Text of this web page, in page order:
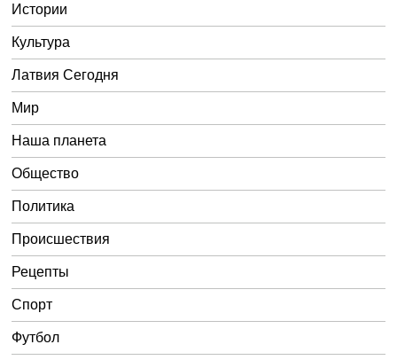
Истории
Культура
Латвия Сегодня
Мир
Наша планета
Общество
Политика
Происшествия
Рецепты
Спорт
Футбол